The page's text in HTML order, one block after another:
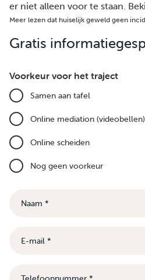
er niet alleen voor te staan.
Meer lezen dat huiselijk geweld geen
Gratis
Voorkeur voor het traject
Samen aan tafel
Online mediation (videobellen)
Online scheiden
Nog geen voorkeur